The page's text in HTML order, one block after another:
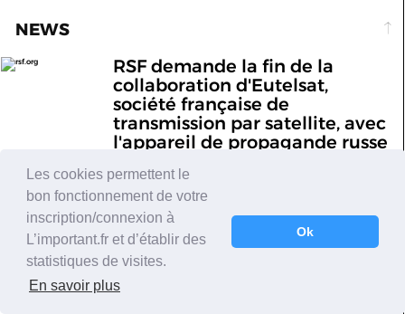
NEWS
rsf.org
RSF demande la fin de la
collaboration d'Eutelsat,
société française de
transmission par satellite, avec
l'appareil de propagande russe
@histvnet 4 ans
En charge de la transmission par satellite de chaînes de télévision et
l’appareil de pr
NEWS
Les cookies permettent le
bon fonctionnement de votre
inscription/connexion à
L’important.fr et d’établir des
statistiques de visites.
En savoir plus
Ok